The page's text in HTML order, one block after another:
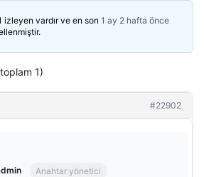
izleyen vardır ve en son 1 ay 2 hafta önce
1)
#22902
Anahtar yönetici